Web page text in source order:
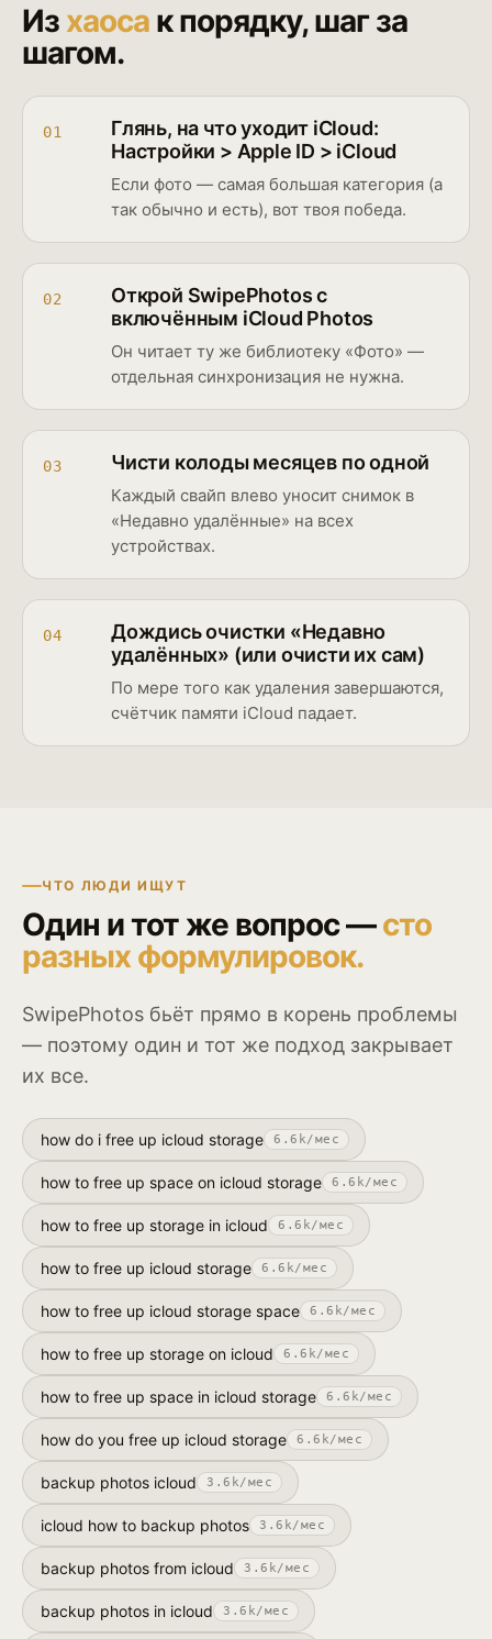
Из хаоса к порядку, шаг за
шагом.
01
Глянь, на что уходит iCloud:
Настройки > Apple ID > iCloud
Если фото — самая большая категория (а
так обычно и есть), вот твоя победа.
02
Открой SwipePhotos с
включённым iCloud Photos
Он читает ту же библиотеку «Фото» —
отдельная синхронизация не нужна.
03 Чисти колоды месяцев по одной
Каждый свайп влево уносит снимок в
«Недавно удалённые» на всех
устройствах.
04
Дождись очистки «Недавно
удалённых» (или очисти их сам)
По мере того как удаления завершаются,
счётчик памяти iCloud падает.
ЧТО ЛЮДИ ИЩУТ
Один и тот же вопрос —сто
разных формулировок.
SwipePhotos бьёт прямо в корень проблемы
— поэтому один и тот же подход закрывает
их все.
how do i free up icloud storage 6.6k/мес
how to free up space on icloud storage 6.6k/мес
how to free up storage in icloud 6.6k/мес
how to free up icloud storage 6.6k/мес
how to free up icloud storage space 6.6k/мес
how to free up storage on icloud 6.6k/мес
how to free up space in icloud storage 6.6k/мес
how do you free up icloud storage 6.6k/мес
backup photos icloud 3.6k/мес
icloud how to backup photos 3.6k/мес
backup photos from icloud 3.6k/мес
backup photos in icloud 3.6k/мес